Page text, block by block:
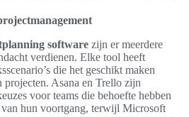
software zijn er meerdere
verdienen. Elke tool heeft
die het geschikt maken
projecten. Asana en Trello zijn
voor teams die behoefte hebben
van hun voortgang, terwijl Microsoft